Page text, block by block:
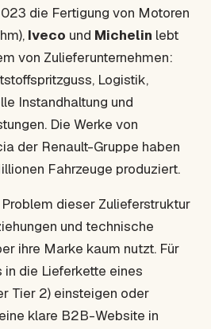
die Fertigung von Motoren
Iveco und Michelin lebt
von Zulieferunternehmen:
Logistik,
Instandhaltung und
Die Werke von
der Renault-Gruppe haben
Fahrzeuge produziert.
dieser Zulieferstruktur
und technische
ihre Marke kaum nutzt. Für
in die Lieferkette eines
Tier 2) einsteigen oder
klare B2B-Website in